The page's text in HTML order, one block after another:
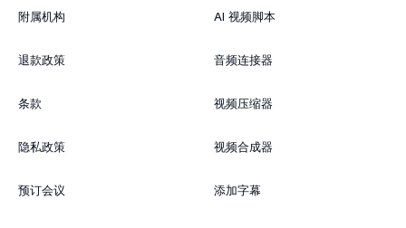
附属机构
退款政策
条款
隐私政策
预订会议
AI 视频脚本
音频连接器
视频压缩器
视频合成器
添加字幕